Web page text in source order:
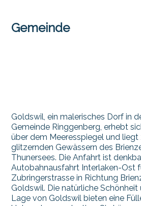
Gemeinde
Goldswil, ein malerisches Dorf in
Gemeinde Ringgenberg, erhebt
über dem Meeresspiegel und liegt
glitzernden Gewässern des
Thunersees. Die Anfahrt ist
Autobahnausfahrt Interlaken-Ost
Zubringerstrasse in Richtung
Goldswil. Die natürliche
Lage von Goldswil bieten eine